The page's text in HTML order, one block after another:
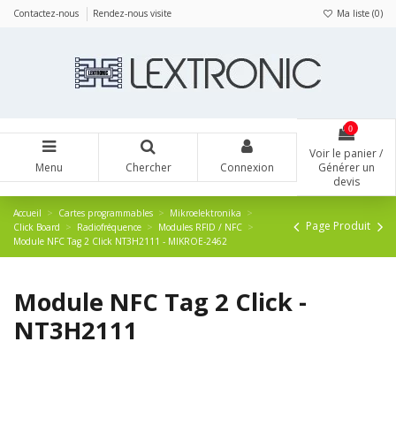
Contactez-nous Rendez-nous visite Ma liste (0)
Menu Chercher Connexion
0
Voir le panier /
Générer un
devis
Accueil Cartes programmables
Mikroelektronika
Click Board
Radiofréquence
Modules RFID / NFC
Module NFC Tag 2 Click NT3H2111 - MIKROE-2462
Page Produit
Module NFC Tag 2 Click -
NT3H2111
Panneau de gestion des cookies